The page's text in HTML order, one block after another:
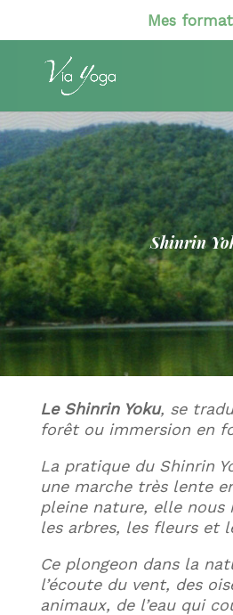
Mes
Shinrin
Le Shinrin Yoku, se
forêt ou immersion en
La pratique du Shinrin
une marche très lente
pleine nature, elle nous
les arbres, les fleurs et
Ce plongeon dans la
l’écoute du vent, des
animaux, de l’eau qui